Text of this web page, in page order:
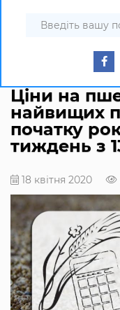
Ціни на
найвищих
початку
тиждень з
18 квітня 2020